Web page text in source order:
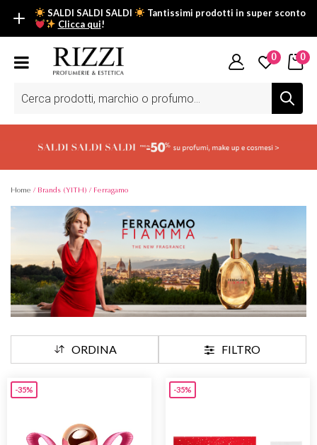
SALDI SALDI SALDI
Tantissimi prodotti in super sconto
Clicca qui!
SALDI SALDI SALDI
Fino al -50% su tantissimi prodotti beauty nella sezione saldi: il
Scopri tutti i prodotti in super saldo!Clicca qui
prodotti
0 0
Home / Brands (YITH) / Ferragamo
ORDINA FILTRO
-35% -35%